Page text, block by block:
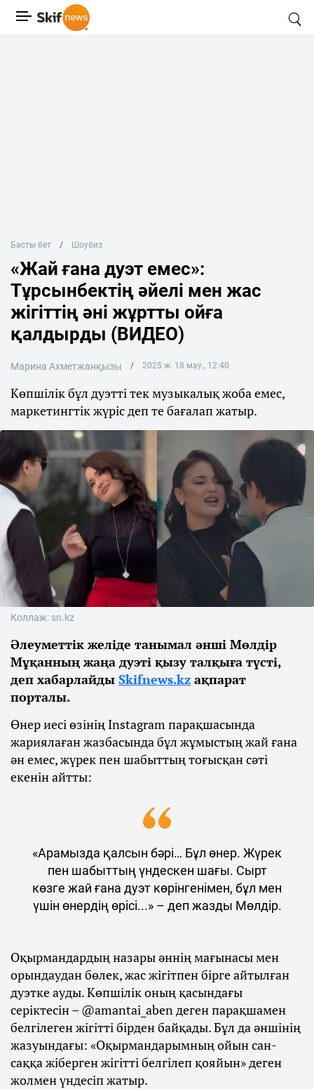
Басты бет Шоубиз
«Жай ғана дуэт емес»:
Тұрсынбектің әйелі мен жас
жігіттің әні жұртты ойға
қалдырды (ВИДЕО)
Марина Ахметжанқызы 2025 ж. 18 мау., 12:40
Көпшілік бұл дуэтті тек музыкалық жоба емес,
маркетингтік жүріс деп те бағалап жатыр.
Коллаж: sn.kz
Әлеуметтік желіде танымал әнші Мөлдір
Мұқанның жаңа дуэті қызу талқыға түсті,
деп хабарлайды Skifnews.kz ақпарат
порталы.
Өнер иесі өзінің Instagram парақшасында
жариялаған жазбасында бұл жұмыстың жай ғана
ән емес, жүрек пен шабыттың тоғысқан сәті
екенін айтты:
«Арамызда қалсын бәрі… Бұл өнер. Жүрек
пен шабыттың үндескен шағы. Сырт
көзге жай ғана дуэт көрінгенімен, бұл мен
үшін өнердің өрісі...» – деп жазды Мөлдір.
Оқырмандардың назары әннің мағынасы мен
орындаудан бөлек, жас жігітпен бірге айтылған
дуэтке ауды. Көпшілік оның қасындағы
серіктесін – @amantai_aben деген парақшамен
белгілеген жігітті бірден байқады. Бұл да әншінің
жазуындағы: «Оқырмандарымның ойын сан-
саққа жіберген жігітті белгілеп қояйын» деген
жолмен үндесіп жатыр.